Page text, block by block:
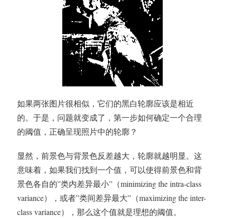
如果两张图片很相似，它们的黑白轮廓应该是相近
的。于是，问题就变成了，第一步如何确定一个合理
的阈值，正确呈现照片中的轮廓？
显然，前景色与背景色反差越大，轮廓就越明显。这
意味着，如果我们找到一个值，可以使得前景色和背
景色各自的”类内差异最小”（minimizing the intra-class
variance），或者”类间差异最大”（maximizing the inter-
class variance），那么这个值就是理想的阈值。